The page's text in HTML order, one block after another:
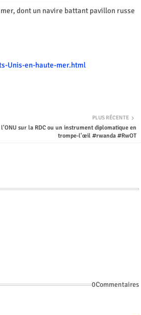
dont un navire battant pavillon russe
Unis-en-haute-mer.html
PLUS RÉCENTE
l'ONU sur la RDC ou un instrument diplomatique en
trompe-l'œil #rwanda #RwOT
0Commentaires